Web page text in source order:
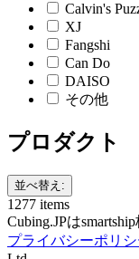
Calvin's
XJ
Fangshi
Can Do
DAISO
その他
プロダクト
並べ替え:
1277 items
Cubing.JPは
プライバシーポリシ